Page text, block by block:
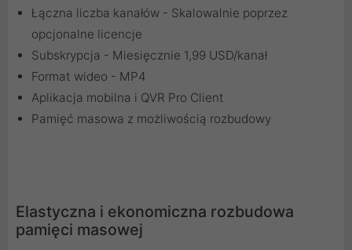
Łączna liczba kanałów - Skalowalnie poprzez
opcjonalne licencje
Subskrypcja - Miesięcznie 1,99 USD/kanał
Format wideo - MP4
Aplikacja mobilna i QVR Pro Client
Pamięć masowa z możliwością rozbudowy
Elastyczna i ekonomiczna rozbudowa
pamięci masowej